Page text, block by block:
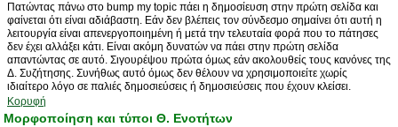
Πατώντας πάνω στο bump my topic πάει η δημοσίευση στην πρώτη σελίδα και
φαίνεται ότι είναι αδιάβαστη. Εάν δεν βλέπεις τον σύνδεσμο σημαίνει ότι αυτή η
λειτουργία είναι απενεργοποιημένη ή μετά την τελευταία φορά που το πάτησες
δεν έχει αλλάξει κάτι. Είναι ακόμη δυνατών να πάει στην πρώτη σελίδα
απαντώντας σε αυτό. Σιγουρέψου πρώτα όμως εάν ακολουθείς τους κανόνες της
Δ. Συζήτησης. Συνήθως αυτό όμως δεν θέλουν να χρησιμοποιείτε χωρίς
ιδιαίτερο λόγο σε παλιές δημοσιεύσεις ή δημοσιεύσεις που έχουν κλείσει.
Κορυφή
Μορφοποίηση και τύποι Θ. Ενοτήτων